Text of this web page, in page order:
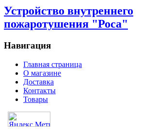
Устройство внутреннего
пожаротушения "Роса"
Навигация
Главная страница
О магазине
Доставка
Контакты
Товары